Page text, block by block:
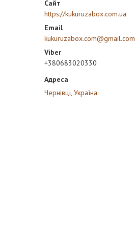
https://kukuruzabox.com.ua
kukuruzabox.com@gmail.com
+380683020330
Чернівці, Україна